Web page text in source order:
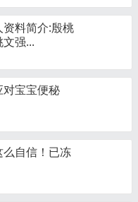
料简介:殷桃
强...
宝宝便秘
自信！已冻